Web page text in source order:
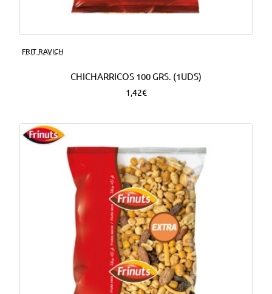
FRIT RAVICH
CHICHARRICOS 100 GRS. (1UDS)
1,42€